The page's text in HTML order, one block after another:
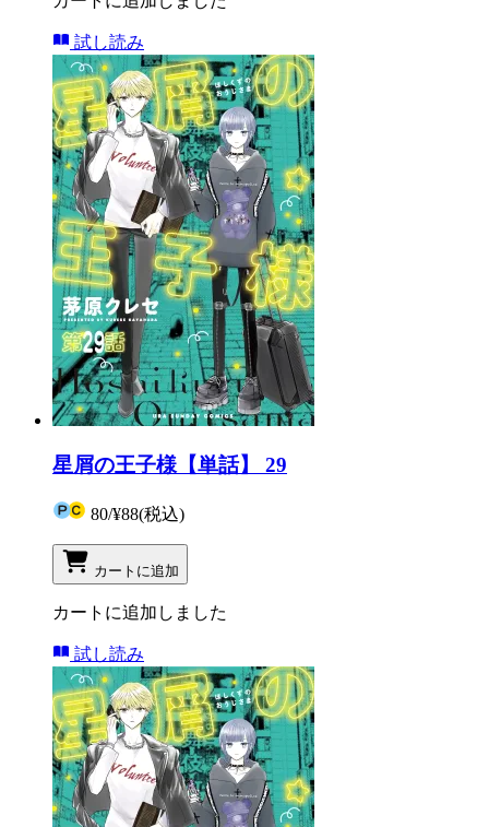
試し読み
星屑の王子様【単話】 29
80/¥88(税込)
カートに追加
カートに追加しました
試し読み